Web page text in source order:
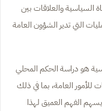
السياسية والعلاقات بين
التي تدير الشؤون العامة
هو دراسة الحكم المحلي
للأمور العامة، بما في ذلك
يسهم الفهم العميق لهذا